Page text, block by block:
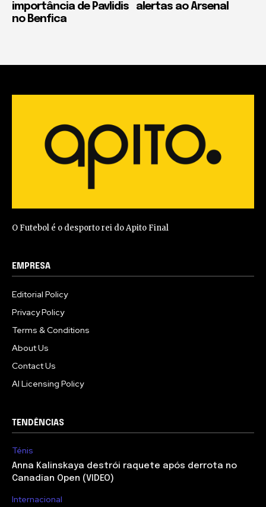
importância de Pavlidis
no Benfica
alertas ao Arsenal
O Futebol é o desporto rei do Apito Final
EMPRESA
Editorial Policy
Privacy Policy
Terms & Conditions
About Us
Contact Us
AI Licensing Policy
TENDÊNCIAS
Ténis
Anna Kalinskaya destrói raquete após derrota no
Canadian Open (VIDEO)
Internacional